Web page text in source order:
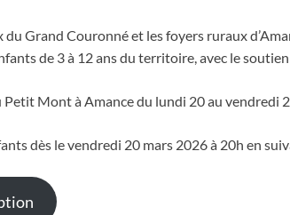
du Grand Couronné et les foyers ruraux
de 3 à 12 ans du territoire, avec le
Petit Mont à Amance du lundi 20 au vendredi
dès le vendredi 20 mars 2026 à 20h en